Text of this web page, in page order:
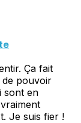
Ça fait
pouvoir
sont en
Je suis fier !